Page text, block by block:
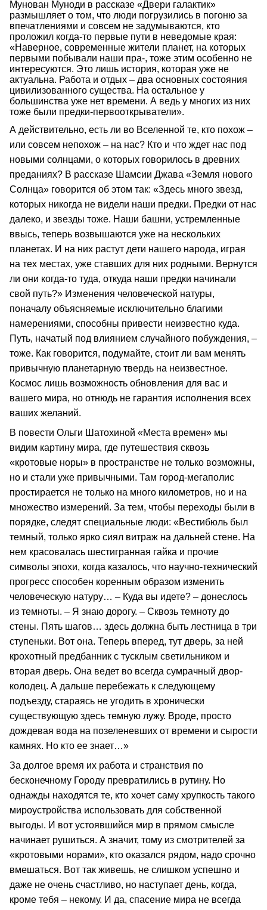
Мунован Муноди в рассказе «Двери галактик»
размышляет о том, что люди погрузились в погоню за
впечатлениями и совсем не задумываются, кто
проложил когда-то первые пути в неведомые края:
«Наверное, современные жители планет, на которых
первыми побывали наши пра-, тоже этим особенно не
интересуются. Это лишь история, которая уже не
актуальна. Работа и отдых – два основных состояния
цивилизованного существа. На остальное у
большинства уже нет времени. А ведь у многих из них
тоже были предки-первооткрыватели».
А действительно, есть ли во Вселенной те, кто похож –
или совсем непохож – на нас? Кто и что ждет нас под
новыми солнцами, о которых говорилось в древних
преданиях? В рассказе Шамсии Джава «Земля нового
Солнца» говорится об этом так: «Здесь много звезд,
которых никогда не видели наши предки. Предки от нас
далеко, и звезды тоже. Наши башни, устремленные
ввысь, теперь возвышаются уже на нескольких
планетах. И на них растут дети нашего народа, играя
на тех местах, уже ставших для них родными. Вернутся
ли они когда-то туда, откуда наши предки начинали
свой путь?» Изменения человеческой натуры,
поначалу объясняемые исключительно благими
намерениями, способны привести неизвестно куда.
Путь, начатый под влиянием случайного побуждения, –
тоже. Как говорится, подумайте, стоит ли вам менять
привычную планетарную твердь на неизвестное.
Космос лишь возможность обновления для вас и
вашего мира, но отнюдь не гарантия исполнения всех
ваших желаний.
В повести Ольги Шатохиной «Места времен» мы
видим картину мира, где путешествия сквозь
«кротовые норы» в пространстве не только возможны,
но и стали уже привычными. Там город-мегаполис
простирается не только на много километров, но и на
множество измерений. За тем, чтобы переходы были в
порядке, следят специальные люди: «Вестибюль был
темный, только ярко сиял витраж на дальней стене. На
нем красовалась шестигранная гайка и прочие
символы эпохи, когда казалось, что научно-технический
прогресс способен коренным образом изменить
человеческую натуру… – Куда вы идете? – донеслось
из темноты. – Я знаю дорогу. – Сквозь темноту до
стены. Пять шагов… здесь должна быть лестница в три
ступеньки. Вот она. Теперь вперед, тут дверь, за ней
крохотный предбанник с тусклым светильником и
вторая дверь. Она ведет во всегда сумрачный двор-
колодец. А дальше перебежать к следующему
подъезду, стараясь не угодить в хронически
существующую здесь темную лужу. Вроде, просто
дождевая вода на позеленевших от времени и сырости
камнях. Но кто ее знает…»
За долгое время их работа и странствия по
бесконечному Городу превратились в рутину. Но
однажды находятся те, кто хочет саму хрупкость такого
мироустройства использовать для собственной
выгоды. И вот устоявшийся мир в прямом смысле
начинает рушиться. А значит, тому из смотрителей за
«кротовыми норами», кто оказался рядом, надо срочно
вмешаться. Вот так живешь, не слишком успешно и
даже не очень счастливо, но наступает день, когда,
кроме тебя – некому. И да, спасение мира не всегда